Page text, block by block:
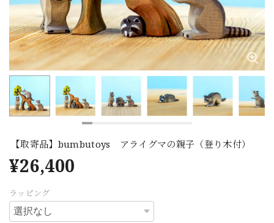
【取寄品】bumbutoys アライグマの親子（登り木付）
¥26,400
ラッピング